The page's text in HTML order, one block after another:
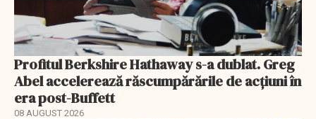
Profitul Berkshire Hathaway s-a dublat. Greg
Abel accelerează răscumpărările de acțiuni în
era post-Buffett
08 AUGUST 2026